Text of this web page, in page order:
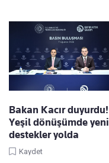
Bakan Kacır duyurdu!
Yeşil dönüşümde yeni
destekler yolda
Kaydet